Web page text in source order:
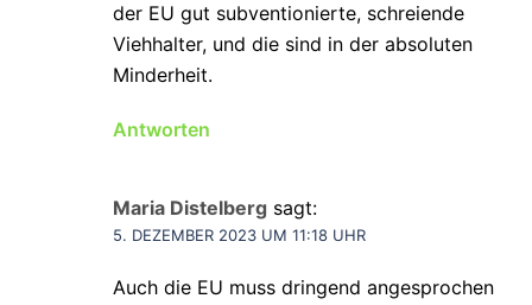
der EU gut subventionierte, schreiende
Viehhalter, und die sind in der absoluten
Minderheit.
Antworten
Maria Distelberg sagt:
5. DEZEMBER 2023 UM 11:18 UHR
Auch die EU muss dringend angesprochen